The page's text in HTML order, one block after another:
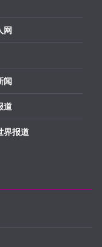
网
闻
道
界报道